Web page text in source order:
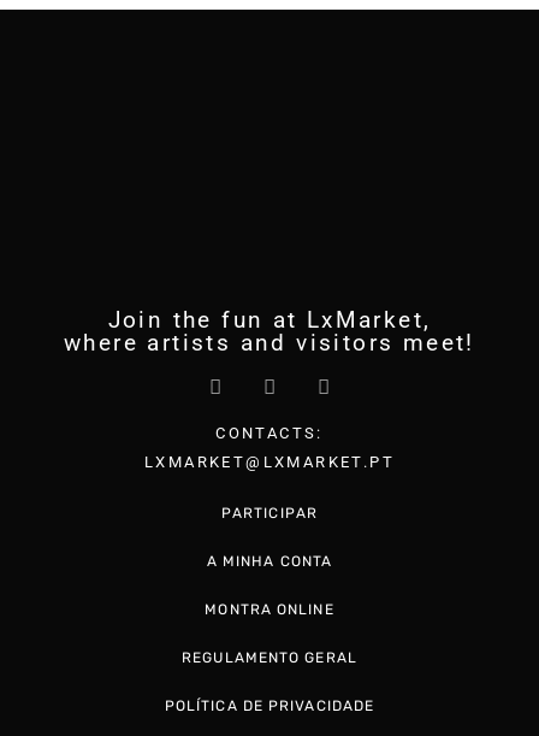
Join the fun at LxMarket,
where artists and visitors meet!
CONTACTS:
LXMARKET@LXMARKET.PT
POLÍTICA DE PRIVACIDADE
PARTICIPAR
A MINHA CONTA
MONTRA ONLINE
REGULAMENTO GERAL